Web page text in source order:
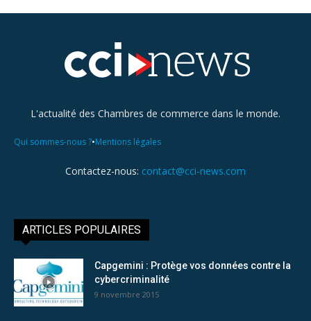
L'actualité des Chambres de commerce dans le monde.
Qui sommes-nous ?•Mentions légales
Contactez-nous: contact@cci-news.com
ARTICLES POPULAIRES
Capgemini : Protège vos données contre la
cybercriminalité
9 novembre 2015